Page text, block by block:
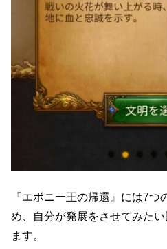
『エボニー王の帰還』には7
め、自分が発展をさせてみた
ます。